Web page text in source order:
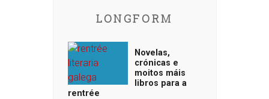
LONGFORM
Novelas,
crónicas e
moitos máis
libros para a
rentrée